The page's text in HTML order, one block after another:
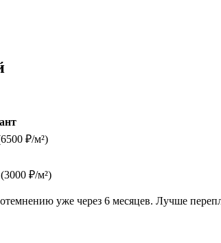
₽/м²)
₽/м²)
уже через 6 месяцев. Лучше